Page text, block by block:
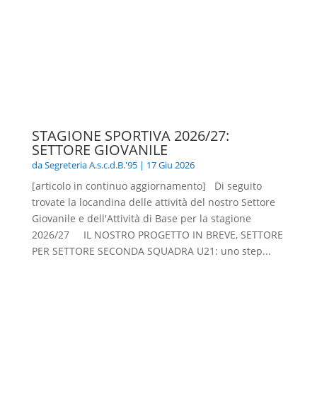
STAGIONE SPORTIVA 2026/27:
SETTORE GIOVANILE
daSegreteria A.s.c.d.B.'95| 17 Giu 2026
[articolo in continuo aggiornamento] Di seguito
trovate la locandina delle attività del nostro Settore
Giovanile e dell'Attività di Base per la stagione
2026/27 IL NOSTRO PROGETTO IN BREVE, SETTORE
PER SETTORE SECONDA SQUADRA U21: uno step...